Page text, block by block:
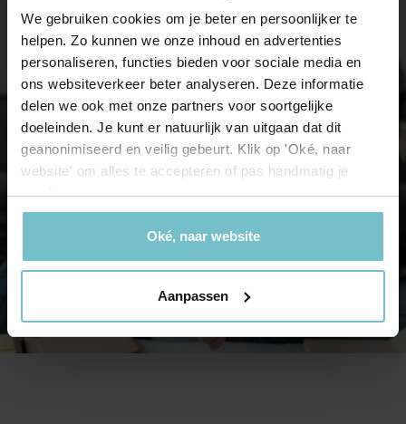
We gebruiken cookies om je beter en persoonlijker te
helpen. Zo kunnen we onze inhoud en advertenties
personaliseren, functies bieden voor sociale media en
ons websiteverkeer beter analyseren. Deze informatie
delen we ook met onze partners voor soortgelijke
doeleinden. Je kunt er natuurlijk van uitgaan dat dit
geanonimiseerd en veilig gebeurt. Klik op 'Oké, naar
website' om alles te accepteren of pas handmatig je
voorkeuren aan.
Oké, naar website
Aanpassen